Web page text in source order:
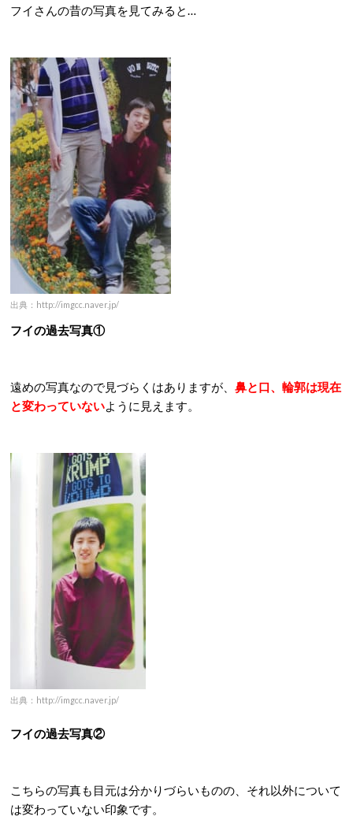
フイさんの昔の写真を見てみると…
出典：http://imgcc.naver.jp/
フイの過去写真①
遠めの写真なので見づらくはありますが、 鼻と口、輪郭は現在
と変わっていないように見えます。
出典：http://imgcc.naver.jp/
フイの過去写真②
こちらの写真も目元は分かりづらいものの、それ以外について
は変わっていない印象です。